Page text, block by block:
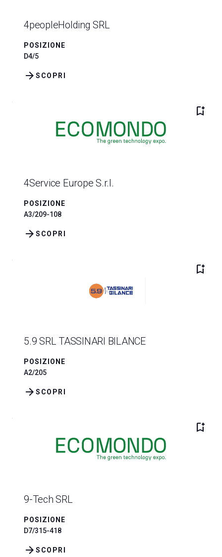
4peopleHolding SRL
POSIZIONE
D4/5
SCOPRI
arrow_forward
bookmark_add
4Service Europe S.r.l.
POSIZIONE
A3/209-108
SCOPRI
arrow_forward
bookmark_add
5.9 SRL TASSINARI BILANCE
POSIZIONE
A2/205
SCOPRI
arrow_forward
bookmark_add
9-Tech SRL
POSIZIONE
D7/315-418
SCOPRI
arrow_forward